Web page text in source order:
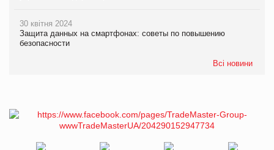
30 квітня 2024
Защита данных на смартфонах: советы по повышению
безопасности
Всі новини